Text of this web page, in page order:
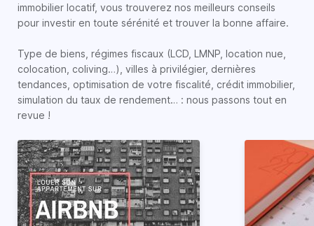
immobilier locatif, vous trouverez nos meilleurs conseils
pour investir en toute sérénité et trouver la bonne affaire.
Type de biens, régimes fiscaux (LCD, LMNP, location nue,
colocation, coliving…), villes à privilégier, dernières
tendances, optimisation de votre fiscalité, crédit immobilier,
simulation du taux de rendement… : nous passons tout en
revue !